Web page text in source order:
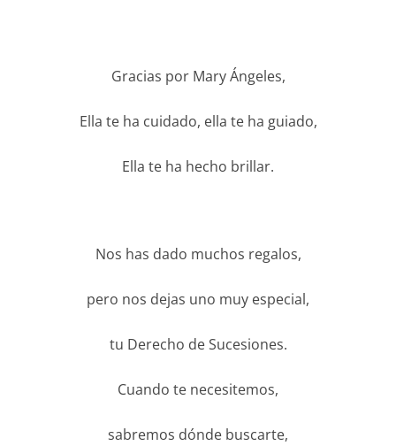
Gracias por Mary Ángeles,
Ella te ha cuidado, ella te ha guiado,
Ella te ha hecho brillar.
Nos has dado muchos regalos,
pero nos dejas uno muy especial,
tu Derecho de Sucesiones.
Cuando te necesitemos,
sabremos dónde buscarte,